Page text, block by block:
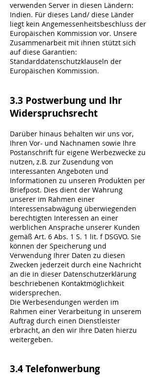
verwenden Server in diesen Ländern:
Indien. Für dieses Land/ diese Länder
liegt kein Angemessenheitsbeschluss der
Europäischen Kommission vor. Unsere
Zusammenarbeit mit ihnen stützt sich
auf diese Garantien:
Standarddatenschutzklauseln der
Europäischen Kommission.
3.3 Postwerbung und Ihr
Widerspruchsrecht
Darüber hinaus behalten wir uns vor,
Ihren Vor- und Nachnamen sowie Ihre
Postanschrift für eigene Werbezwecke zu
nutzen, z.B. zur Zusendung von
interessanten Angeboten und
Informationen zu unseren Produkten per
Briefpost. Dies dient der Wahrung
unserer im Rahmen einer
Interessensabwägung überwiegenden
berechtigten Interessen an einer
werblichen Ansprache unserer Kunden
gemäß Art. 6 Abs. 1 S. 1 lit. f DSGVO. Sie
können der Speicherung und
Verwendung Ihrer Daten zu diesen
Zwecken jederzeit durch eine Nachricht
an die in dieser Datenschutzerklärung
beschriebenen Kontaktmöglichkeit
widersprechen.
Die Werbesendungen werden im
Rahmen einer Verarbeitung in unserem
Auftrag durch einen Dienstleister
erbracht, an den wir Ihre Daten hierzu
weitergeben.
3.4 Telefonwerbung